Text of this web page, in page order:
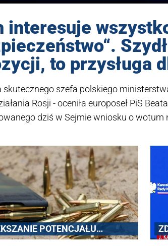
interesuje
to przysługa
skutecznego szefa polskiego
Rosji - oceniła europoseł PiS
dziś w Sejmie wniosku o wotum
i stwierdziła, że "opozycję interesuje
Polski".
POTENCJAŁU